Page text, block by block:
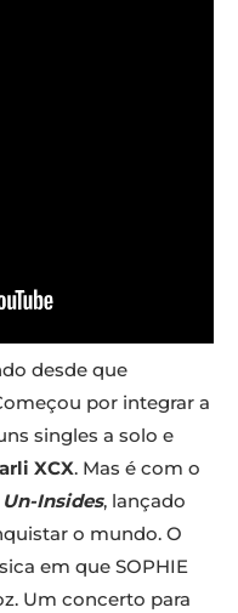
desde que
por integrar a
singles a solo e
XCX. Mas é com o
Un-Insides, lançado
o mundo. O
em que SOPHIE
Um concerto para